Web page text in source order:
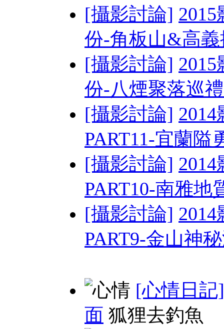
[攝影討論]
份-角板山&高
[攝影討論]
份-八煙聚落巡禮
[攝影討論]
PART11-宜蘭隘
[攝影討論]
PART10-南雅地
[攝影討論]
PART9-金山神
[心情日記]
面 狐狸去釣魚